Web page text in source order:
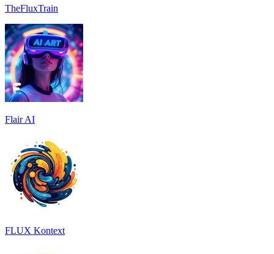
TheFluxTrain
Flair AI
FLUX Kontext